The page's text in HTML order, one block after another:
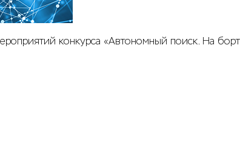
конкурса «Автономный поиск. На